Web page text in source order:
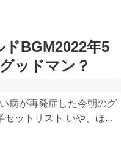
BGM2022年5
ッドマン？
病が再発症した今朝のグ
セットリスト いや、ほ...